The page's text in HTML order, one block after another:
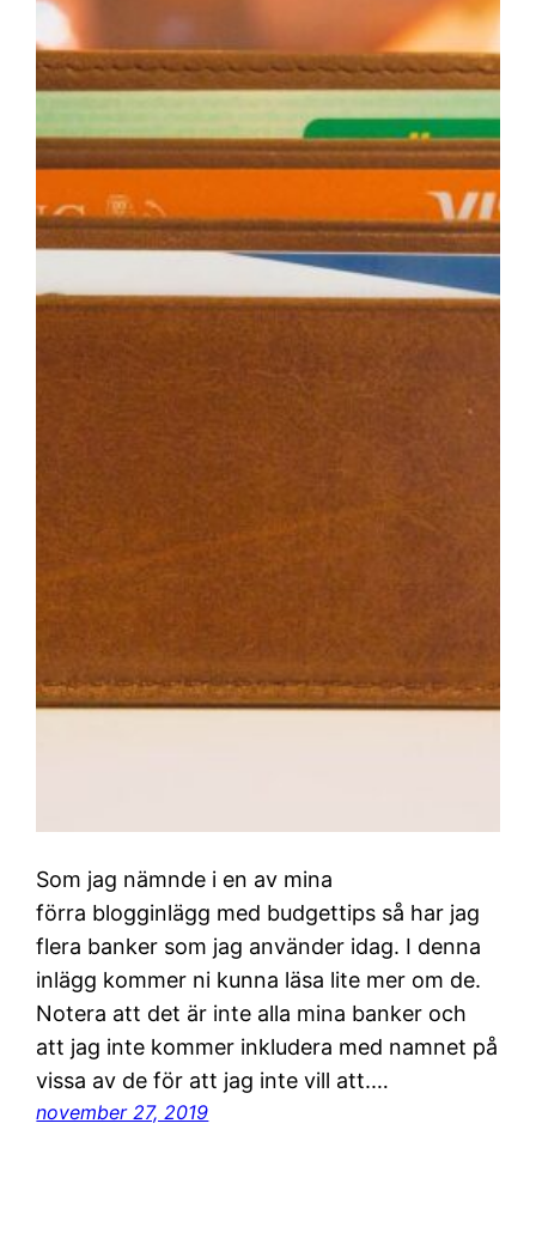
Som jag nämnde i en av mina
förra blogginlägg med budgettips så har jag
flera banker som jag använder idag. I denna
inlägg kommer ni kunna läsa lite mer om de.
Notera att det är inte alla mina banker och
att jag inte kommer inkludera med namnet på
vissa av de för att jag inte vill att.…
november 27, 2019